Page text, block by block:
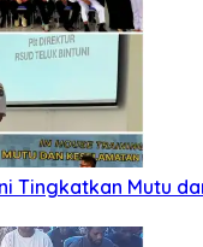
Tingkatkan Mutu